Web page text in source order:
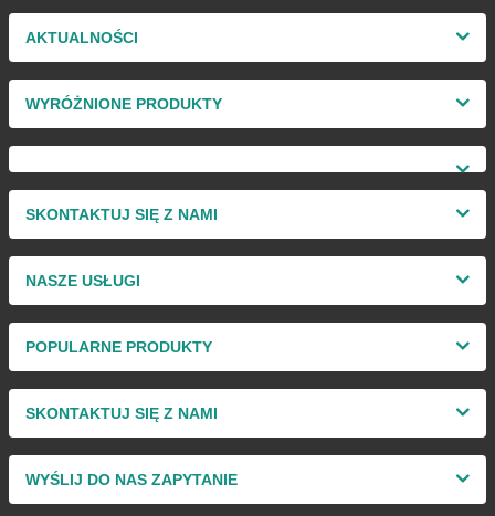
AKTUALNOŚCI
WYRÓŻNIONE PRODUKTY
SKONTAKTUJ SIĘ Z NAMI
NASZE USŁUGI
POPULARNE PRODUKTY
SKONTAKTUJ SIĘ Z NAMI
WYŚLIJ DO NAS ZAPYTANIE